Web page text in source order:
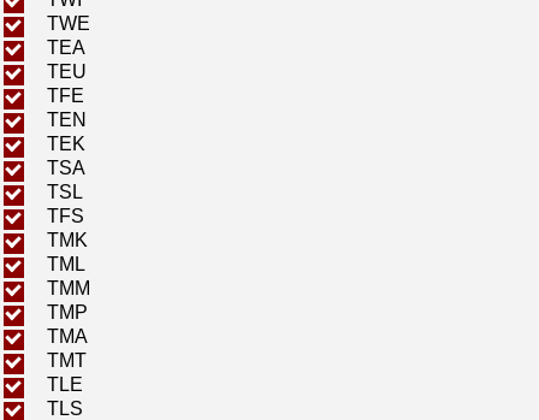
TWE
TEA
TEU
TFE
TEN
TEK
TSA
TSL
TFS
TMK
TML
TMM
TMP
TMA
TMT
TLE
TLS